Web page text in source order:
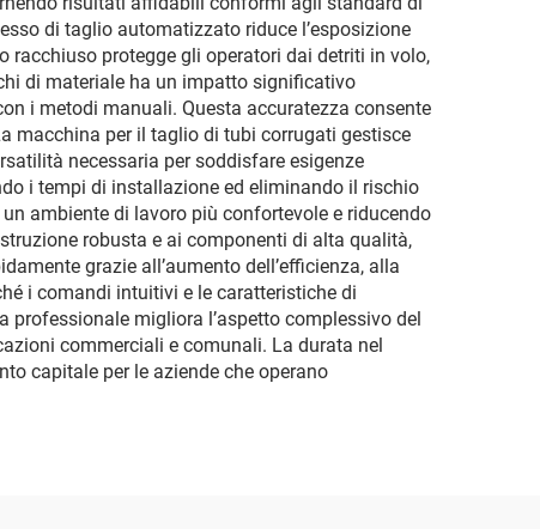
di taglio automatizzato riduce l’esposizione
protegge gli operatori dai detriti in volo,
di materiale ha un impatto significativo
i metodi manuali. Questa accuratezza consente
macchina per il taglio di tubi corrugati gestisce
necessaria per soddisfare esigenze
i tempi di installazione ed eliminando il rischio
ambiente di lavoro più confortevole e riducendo
robusta e ai componenti di alta qualità,
grazie all’aumento dell’efficienza, alla
i comandi intuitivi e le caratteristiche di
migliora l’aspetto complessivo del
commerciali e comunali. La durata nel
capitale per le aziende che operano